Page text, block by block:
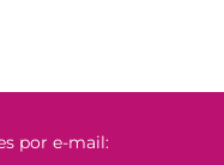
por e-mail: